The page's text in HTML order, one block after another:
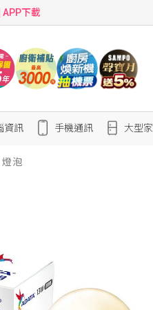
APP下載
資訊 手機通訊 大型
燈泡